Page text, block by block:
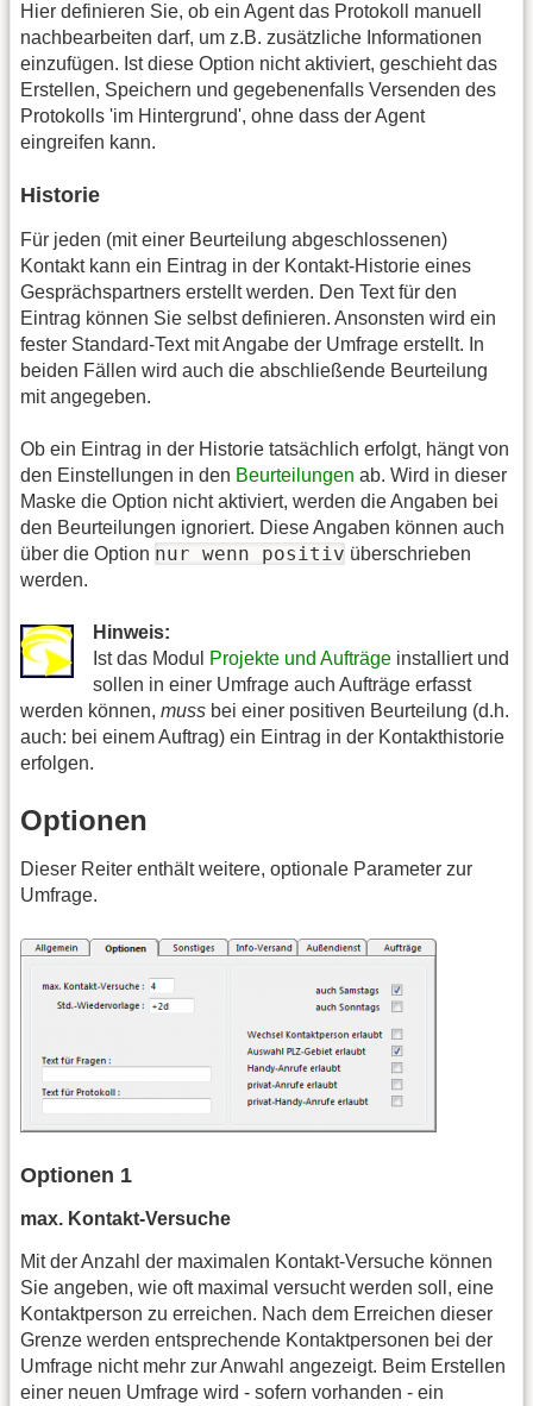
Hier definieren Sie, ob ein Agent das Protokoll manuell
nachbearbeiten darf, um z.B. zusätzliche Informationen
einzufügen. Ist diese Option nicht aktiviert, geschieht das
Erstellen, Speichern und gegebenenfalls Versenden des
Protokolls 'im Hintergrund', ohne dass der Agent
eingreifen kann.
Historie
Für jeden (mit einer Beurteilung abgeschlossenen)
Kontakt kann ein Eintrag in der Kontakt-Historie eines
Gesprächspartners erstellt werden. Den Text für den
Eintrag können Sie selbst definieren. Ansonsten wird ein
fester Standard-Text mit Angabe der Umfrage erstellt. In
beiden Fällen wird auch die abschließende Beurteilung
mit angegeben.
Ob ein Eintrag in der Historie tatsächlich erfolgt, hängt von
den Einstellungen in den Beurteilungen ab. Wird in dieser
Maske die Option nicht aktiviert, werden die Angaben bei
den Beurteilungen ignoriert. Diese Angaben können auch
über die Option nur wenn positiv überschrieben
werden.
Hinweis:
Ist das Modul
Projekte und Aufträge installiert und
sollen in einer Umfrage auch Aufträge erfasst
werden können, muss bei einer positiven Beurteilung (d.h.
auch: bei einem Auftrag) ein Eintrag in der Kontakthistorie
erfolgen.
Optionen
Dieser Reiter enthält weitere, optionale Parameter zur
Umfrage.
Optionen 1
max. Kontakt-Versuche
Mit der Anzahl der maximalen Kontakt-Versuche können
Sie angeben, wie oft maximal versucht werden soll, eine
Kontaktperson zu erreichen. Nach dem Erreichen dieser
Grenze werden entsprechende Kontaktpersonen bei der
Umfrage nicht mehr zur Anwahl angezeigt. Beim Erstellen
einer neuen Umfrage wird - sofern vorhanden - ein